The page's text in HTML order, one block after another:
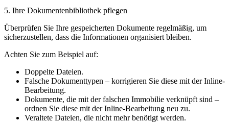
5. Ihre Dokumentenbibliothek pflegen
Überprüfen Sie Ihre gespeicherten Dokumente regelmäßig, um
sicherzustellen, dass die Informationen organisiert bleiben.
Achten Sie zum Beispiel auf:
Doppelte Dateien.
Falsche Dokumenttypen – korrigieren Sie diese mit der Inline-
Bearbeitung.
Dokumente, die mit der falschen Immobilie verknüpft sind –
ordnen Sie diese mit der Inline-Bearbeitung neu zu.
Veraltete Dateien, die nicht mehr benötigt werden.